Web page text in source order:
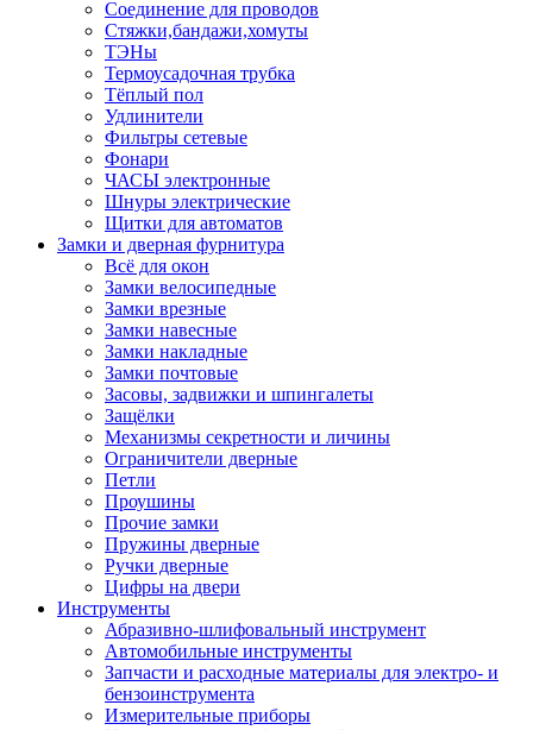
Соединение для проводов
Стяжки,бандажи,хомуты
ТЭНы
Термоусадочная трубка
Тёплый пол
Удлинители
Фильтры сетевые
Фонари
ЧАСЫ электронные
Шнуры электрические
Щитки для автоматов
Замки и дверная фурнитура
Всё для окон
Замки велосипедные
Замки врезные
Замки навесные
Замки накладные
Замки почтовые
Засовы, задвижки и шпингалеты
Защёлки
Механизмы секретности и личины
Ограничители дверные
Петли
Проушины
Прочие замки
Пружины дверные
Ручки дверные
Цифры на двери
Инструменты
Абразивно-шлифовальный инструмент
Автомобильные инструменты
Запчасти и расходные материалы для электро- и
бензоинструмента
Измерительные приборы